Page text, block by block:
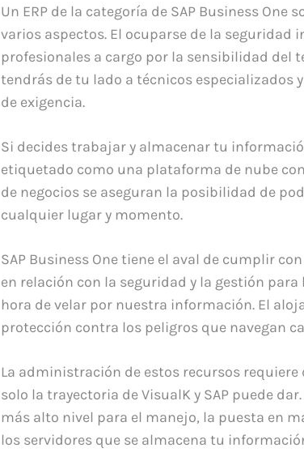
Un ERP de la categoría de SAP Business One
varios aspectos. El ocuparse de la seguridad
profesionales a cargo por la sensibilidad del
tendrás de tu lado a técnicos especializados
de exigencia.
Si decides trabajar y almacenar tu
etiquetado como una plataforma de nube
de negocios se aseguran la posibilidad de
cualquier lugar y momento.
SAP Business One tiene el aval de cumplir
en relación con la seguridad y la gestión
hora de velar por nuestra información. El
protección contra los peligros que navegan
La administración de estos recursos
solo la trayectoria de VisualK y SAP puede
más alto nivel para el manejo, la puesta en
los servidores que se almacena tu